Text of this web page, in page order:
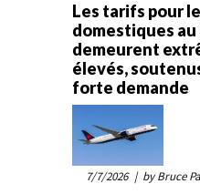
Les tarifs pour
domestiques au
demeurent
élevés,
forte demande
7/7/2026 | by Bruce